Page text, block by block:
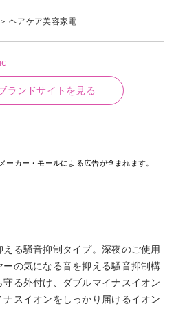
＞ヘアケア美容家電
ランドサイトを見る
カー・モールによる広告が含まれます。
える騒音抑制タイプ。深夜のご使用
の気になる音を抑える騒音抑制構
る外付け、ダブルマイナスイオン
スイオンをしっかり届けるイオン